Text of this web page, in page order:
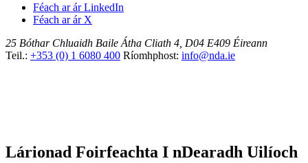
Féach ar ár LinkedIn
Féach ar ár X
25 Bóthar Chluaidh Baile Átha Cliath 4, D04 E409 Éireann
Teil.: +353 (0) 1 6080 400 Ríomhphost: info@nda.ie
Lárionad Foirfeachta I nDearadh Uilíoch